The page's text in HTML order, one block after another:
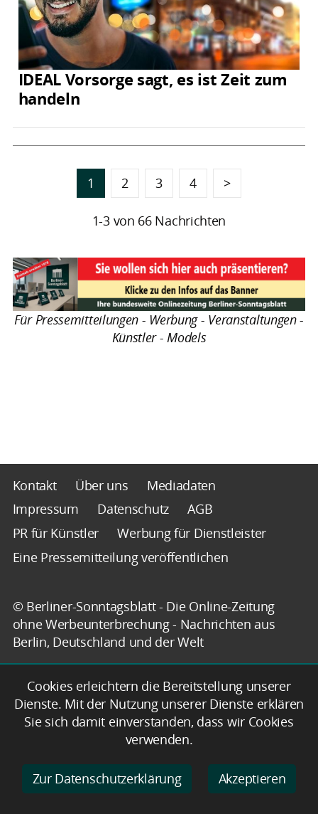
IDEAL Vorsorge sagt, es ist Zeit zum
handeln
1 2 3 4 >
1-3 von 66 Nachrichten
Für Pressemitteilungen - Werbung - Veranstaltungen -
Künstler - Models
Kontakt Über uns
Mediadaten
Impressum
Datenschutz
AGB
PR für Künstler
Werbung für Dienstleister
Eine Pressemitteilung veröffentlichen
© Berliner-Sonntagsblatt - Die Online-Zeitung
ohne Werbeunterbrechung - Nachrichten aus
Berlin, Deutschland und der Welt
Cookies erleichtern die Bereitstellung unserer
Dienste. Mit der Nutzung unserer Dienste erklären
Sie sich damit einverstanden, dass wir Cookies
verwenden.
Zur Datenschutzerklärung Akzeptieren